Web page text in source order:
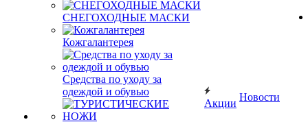
СНЕГОХОДНЫЕ МАСКИ
Кожгалантерея
Средства по уходу за
одеждой и обувью
Акции
Новости